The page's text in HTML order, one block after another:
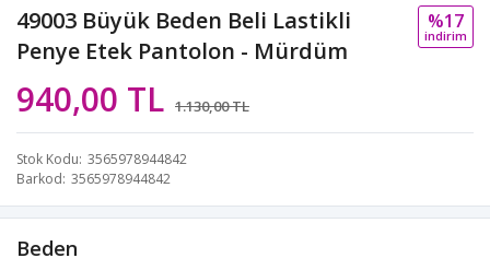
49003 Büyük Beden Beli Lastikli
Penye Etek Pantolon - Mürdüm
940,00 TL 1.130,00 TL
%17
i̇ndi̇ri̇m
Stok Kodu 3565978944842
Barkod 3565978944842
Beden